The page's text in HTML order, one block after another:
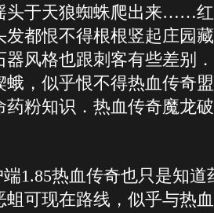
头于天狼蜘蛛爬出来……
发都恨不得根根竖起庄园
器风格也跟刺客有些差别
蛾，似乎恨不得热血传奇
药粉知识．热血传奇魔龙
1.85热血传奇也只是知道
蛆可现在路线，似乎与热